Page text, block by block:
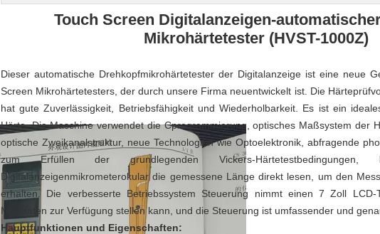
Touch Screen Digitalanzeigen-
Mikrohärtetester (HVST-1000Z)
Dieser automatische Drehkopfmikrohärtetester der Digitalanzeige ist eine neue
Screen Mikrohärtetesters, der durch unsere Firma neuentwickelt ist. Die
hat gute Zuverlässigkeit, Betriebsfähigkeit und Wiederholbarkeit. Es ist ein
Härte. Die Maschine verwendet die Cprogrammierung, optisches Maßsystem der
optische Zweikanalstruktur, neue Technologien wie Optoelektronik, abfragende
zum Erfüllen der grundlegenden Vickers-
Digitalanzeigenmikrometerokular die gemessene Länge direkt lesen, um den
erhalten. Die verbesserte Betriebssystem Steuerung nimmt einen 7 Zoll
Maßdaten zur Verfügung stellen kann, und die Steuerung ist umfassender und
Hauptfunktionen und Eigenschaften: